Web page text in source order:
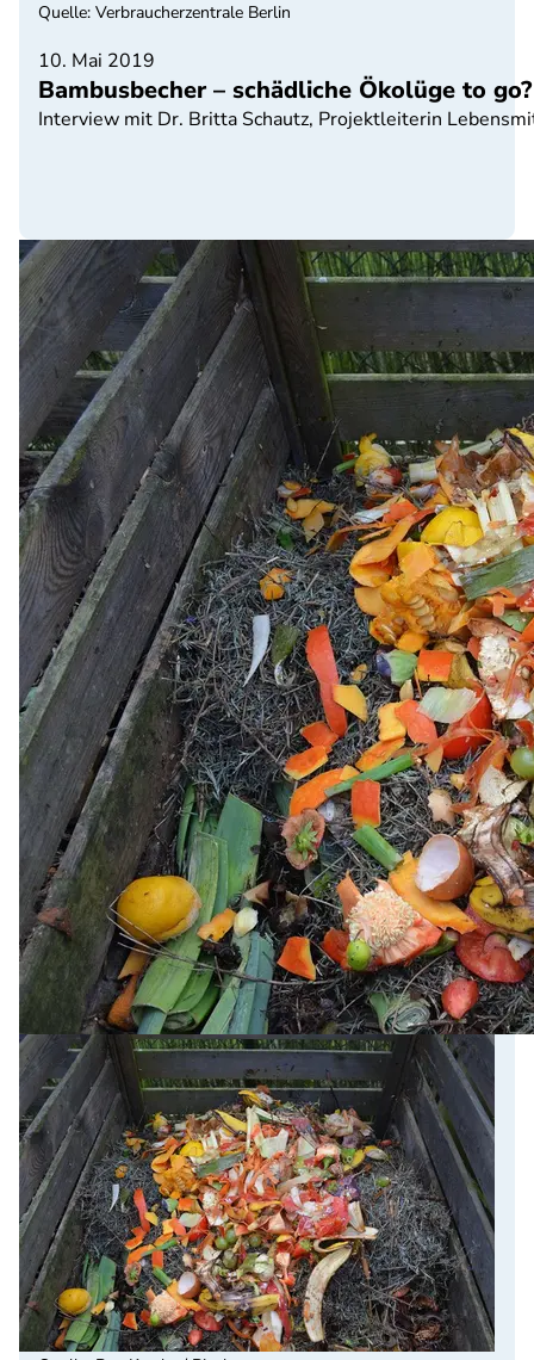
10. Mai 2019
Bambusbecher – schädliche Ökolüge to go?
Interview mit Dr. Britta Schautz, Projektleiterin
Quelle: Verbraucherzentrale Berlin